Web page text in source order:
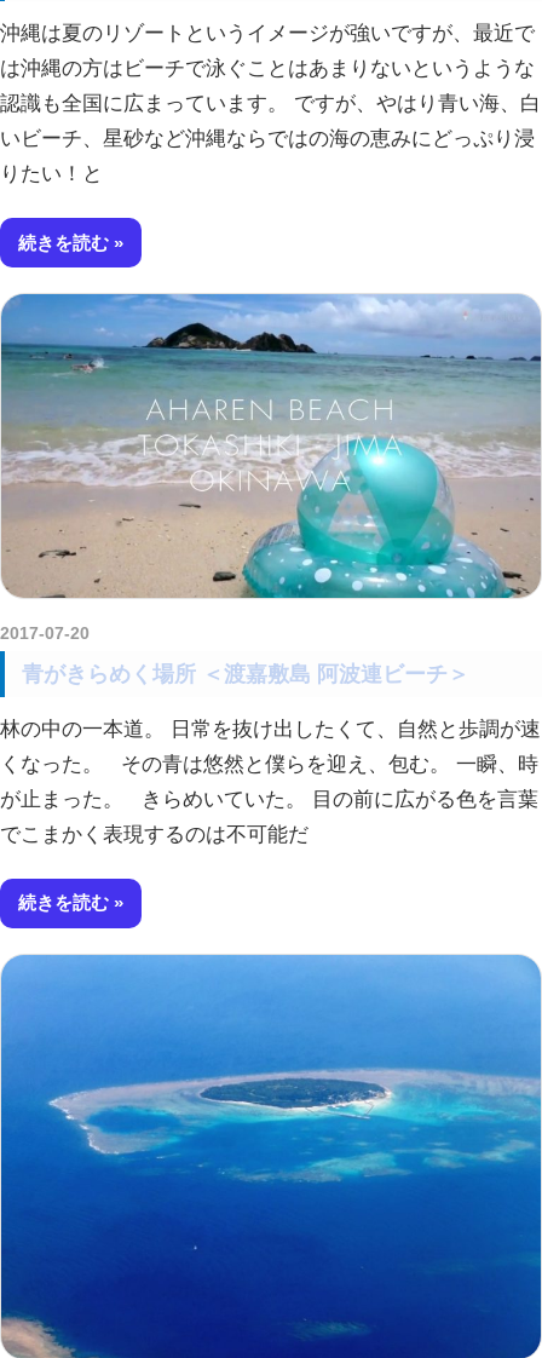
沖縄は夏のリゾートというイメージが強いですが、最近で
は沖縄の方はビーチで泳ぐことはあまりないというような
認識も全国に広まっています。 ですが、やはり青い海、白
いビーチ、星砂など沖縄ならではの海の恵みにどっぷり浸
りたい！と
続きを読む
2017-07-20
青がきらめく場所 ＜渡嘉敷島 阿波連ビーチ＞
林の中の一本道。 日常を抜け出したくて、自然と歩調が速
くなった。 その青は悠然と僕らを迎え、包む。 一瞬、時
が止まった。 きらめいていた。 目の前に広がる色を言葉
でこまかく表現するのは不可能だ
続きを読む